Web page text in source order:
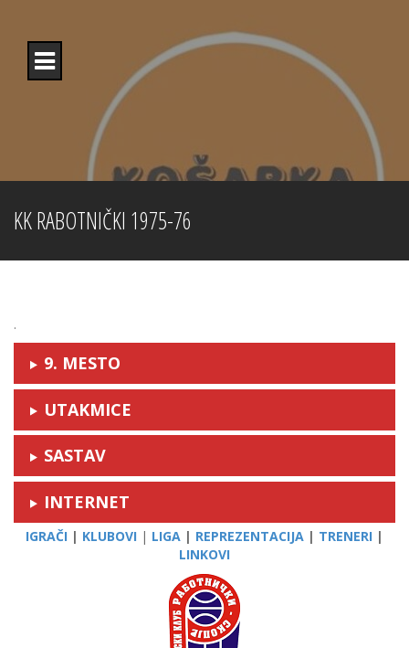
content
KK RABOTNIČKI 1975-76
.
9. MESTO
UTAKMICE
SASTAV
INTERNET
IGRAČI | KLUBOVI | LIGA | REPREZENTACIJA | TRENERI |
LINKOVI